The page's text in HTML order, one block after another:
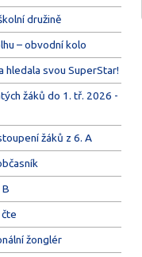
družině
– obvodní kolo
hledala svou SuperStar!
žáků do 1. tř. 2026 -
žáků z 6. A
B
žonglér